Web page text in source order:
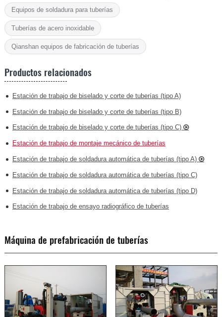
Equipos de soldadura para tuberías
Tuberías de acero inoxidable
Qianshan equipos de fabricación de tuberías
Productos relacionados
Estación de trabajo de biselado y corte de tuberías (tipo A)
Estación de trabajo de biselado y corte de tuberías (tipo B)
Estación de trabajo de biselado y corte de tuberías (tipo C)
Estación de trabajo de montaje mecánico de tuberías
Estación de trabajo de soldadura automática de tuberías (tipo A)
Estación de trabajo de soldadura automática de tuberías (tipo C)
Estación de trabajo de soldadura automática de tuberías (tipo D)
Estación de trabajo de ensayo radiográfico de tuberías
Máquina de prefabricación de tuberías